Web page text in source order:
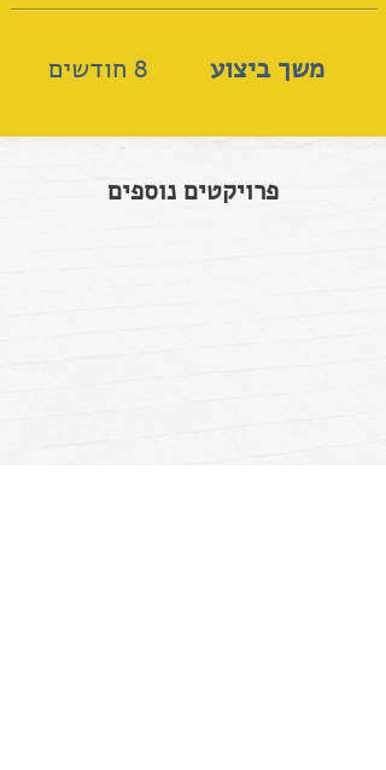
8 חודשים משך ביצוע
פרויקטים נוספים